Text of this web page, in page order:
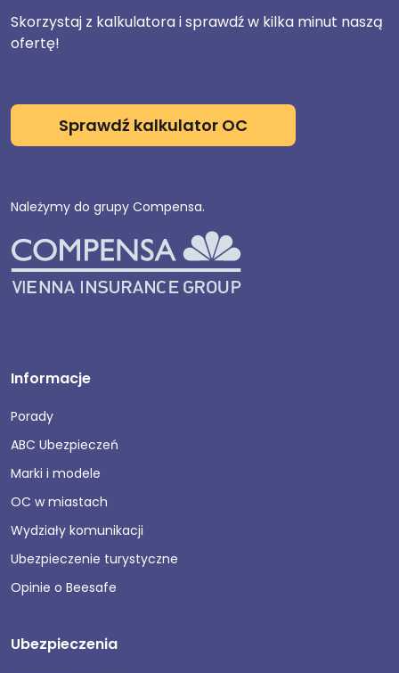
Skorzystaj z kalkulatora i sprawdź w kilka minut naszą
ofertę!
Sprawdź kalkulator OC
Należymy do grupy Compensa.
Informacje
Porady
ABC Ubezpieczeń
Marki i modele
OC w miastach
Wydziały komunikacji
Ubezpieczenie turystyczne
Opinie o Beesafe
Ubezpieczenia